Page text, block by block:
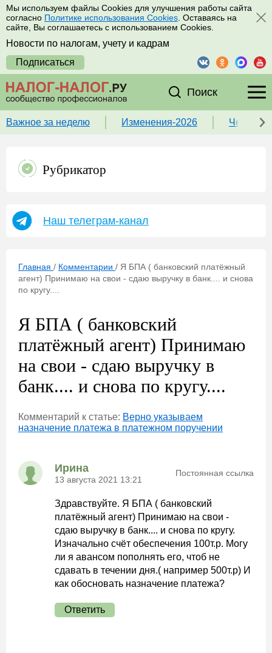
Мы используем файлы Cookies для улучшения работы сайта
согласно Политике использования Cookies . Оставаясь на
сайте, Вы соглашаетесь с использованием Cookies.
Новости по налогам, учету и кадрам
Подписаться
Поиск
Важное за неделю Изменения-2026 Чек-
Рубрикатор
Наш телеграм-канал
Главная / Комментарии / Я БПА ( банковский платёжный
агент) Принимаю на свои - сдаю выручку в банк.... и снова
по кругу....
Я БПА ( банковский
платёжный агент) Принимаю
на свои - сдаю выручку в
банк.... и снова по кругу....
Комментарий к статье: Верно указываем
назначение платежа в платежном поручении
Ирина
13 августа 2021 13:21
Постоянная ссылка
Здравствуйте. Я БПА ( банковский
платёжный агент) Принимаю на свои -
сдаю выручку в банк.... и снова по кругу.
Изначально счёт обеспечения 100т.р. Могу
ли я авансом пополнять его, чтоб не
сдавать в течении дня.( например 500т.р) И
как обосновать назначение платежа?
Ответить